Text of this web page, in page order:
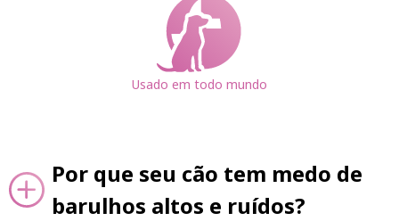
Usado em todo mundo
Por que seu cão tem medo de
barulhos altos e ruídos?